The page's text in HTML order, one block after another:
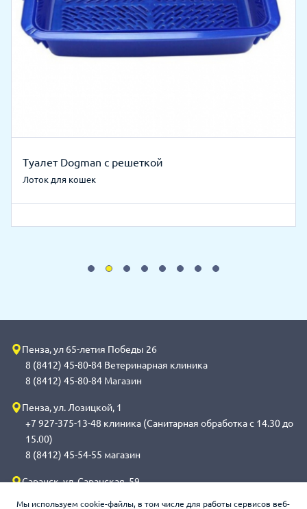
Мы используем cookie-файлы, в том числе для работы сервисов веб-
Туалет Dogman с решеткой
Лоток для кошек
Пенза, ул 65-летия Победы 26
8 (8412) 45-80-84 Ветеринарная клиника
8 (8412) 45-80-84 Магазин
Пенза, ул. Лозицкой, 1
+7 927-375-13-48 клиника (Санитарная обработка с 14.30 до
15.00)
8 (8412) 45-54-55 магазин
Саранск, ул. Саранская, 59